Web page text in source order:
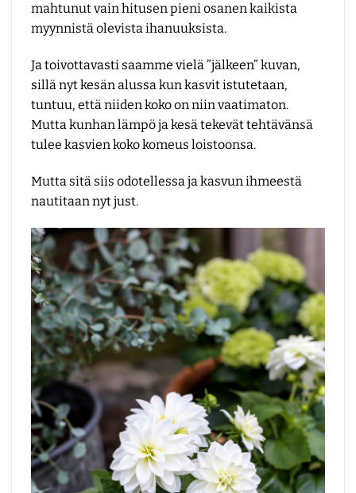
mahtunut vain hitusen pieni osanen kaikista
myynnistä olevista ihanuuksista.
Ja toivottavasti saamme vielä ”jälkeen” kuvan,
sillä nyt kesän alussa kun kasvit istutetaan,
tuntuu, että niiden koko on niin vaatimaton.
Mutta kunhan lämpö ja kesä tekevät tehtävänsä
tulee kasvien koko komeus loistoonsa.
Mutta sitä siis odotellessa ja kasvun ihmeestä
nautitaan nyt just.